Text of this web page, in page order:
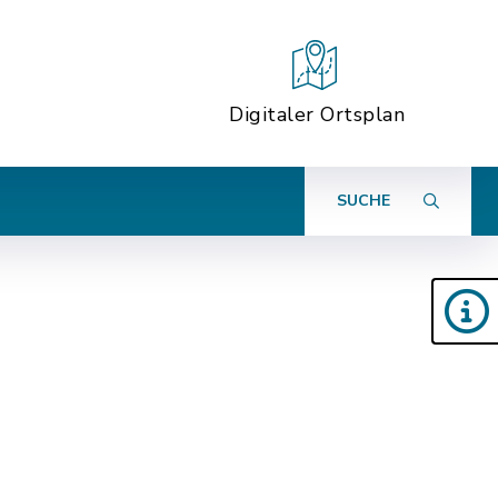
Digitaler Ortsplan
SUCHE